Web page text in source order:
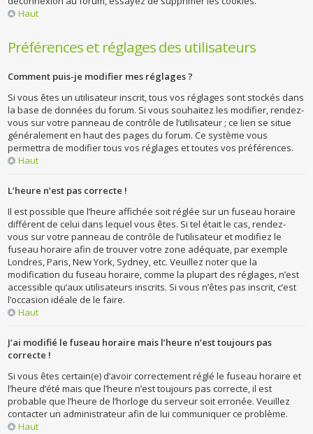
Haut
Préférences et réglages des utilisateurs
Comment puis-je modifier mes réglages ?
Si vous êtes un utilisateur inscrit, tous vos réglages sont stockés dans
la base de données du forum. Si vous souhaitez les modifier, rendez-
vous sur votre panneau de contrôle de l’utilisateur ; ce lien se situe
généralement en haut des pages du forum. Ce système vous
permettra de modifier tous vos réglages et toutes vos préférences.
Haut
L’heure n’est pas correcte !
Il est possible que l’heure affichée soit réglée sur un fuseau horaire
différent de celui dans lequel vous êtes. Si tel était le cas, rendez-
vous sur votre panneau de contrôle de l’utilisateur et modifiez le
fuseau horaire afin de trouver votre zone adéquate, par exemple
Londres, Paris, New York, Sydney, etc. Veuillez noter que la
modification du fuseau horaire, comme la plupart des réglages, n’est
accessible qu’aux utilisateurs inscrits. Si vous n’êtes pas inscrit, c’est
l’occasion idéale de le faire.
Haut
J’ai modifié le fuseau horaire mais l’heure n’est toujours pas
correcte !
Si vous êtes certain(e) d’avoir correctement réglé le fuseau horaire et
l’heure d’été mais que l’heure n’est toujours pas correcte, il est
probable que l’heure de l’horloge du serveur soit erronée. Veuillez
contacter un administrateur afin de lui communiquer ce problème.
Haut